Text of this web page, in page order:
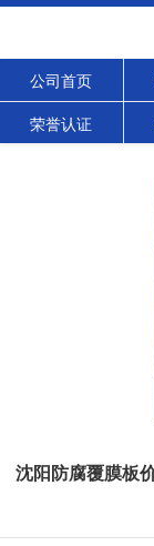
公司首页
荣誉认证
沈阳防腐覆膜板